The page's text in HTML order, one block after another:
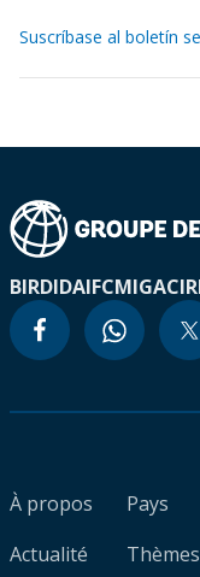
Suscríbase al boletín
BIRDIDAIFCMIGA
À propos
Actualité
Pays
Thèmes